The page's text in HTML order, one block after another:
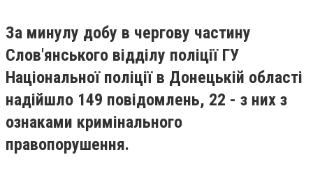
За минулу добу в чергову частину
Слов'янського відділу поліції ГУ
Національної поліції в Донецькій області
надійшло 149 повідомлень, 22 - з них з
ознаками кримінального
правопорушення.